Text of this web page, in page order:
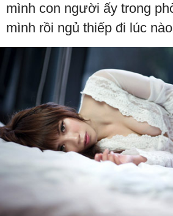
mình con người ấy trong
mình rồi ngủ thiếp đi lúc